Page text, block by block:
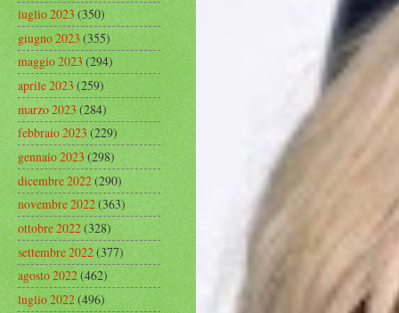
luglio 2023(350)
giugno 2023(355)
maggio 2023(294)
aprile 2023(259)
marzo 2023(284)
febbraio 2023(229)
gennaio 2023(298)
dicembre 2022(290)
novembre 2022(363)
ottobre 2022(328)
settembre 2022(377)
agosto 2022(462)
luglio 2022(496)